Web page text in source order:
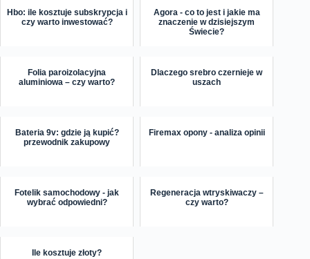
Hbo: ile kosztuje subskrypcja i
czy warto inwestować?
Agora - co to jest i jakie ma
znaczenie w dzisiejszym
Świecie?
Folia paroizolacyjna
aluminiowa – czy warto?
Dlaczego srebro czernieje w
uszach
Bateria 9v: gdzie ją kupić?
przewodnik zakupowy
Firemax opony - analiza opinii
Fotelik samochodowy - jak
wybrać odpowiedni?
Regeneracja wtryskiwaczy –
czy warto?
Ile kosztuje złoty?